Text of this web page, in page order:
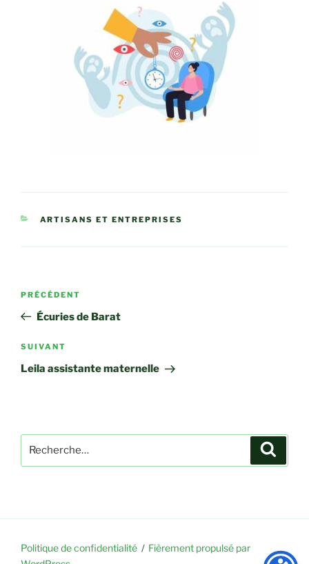
CATÉGORIES
ARTISANS ET ENTREPRISES
Navigation
l’article
Article
précédent
PRÉCÉDENT
Écuries de Barat
Article
suivant
SUIVANT
Leila assistante maternelle
pour
Politique de confidentialité
Fièrement propulsé par